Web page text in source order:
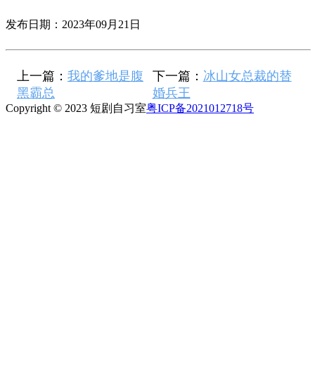
发布日期：2023年09月21日
上一篇： 我的爹地是腹
黑霸总
下一篇： 冰山女总裁的替
婚兵王
Copyright © 2023 短剧自习室粤ICP备2021012718号